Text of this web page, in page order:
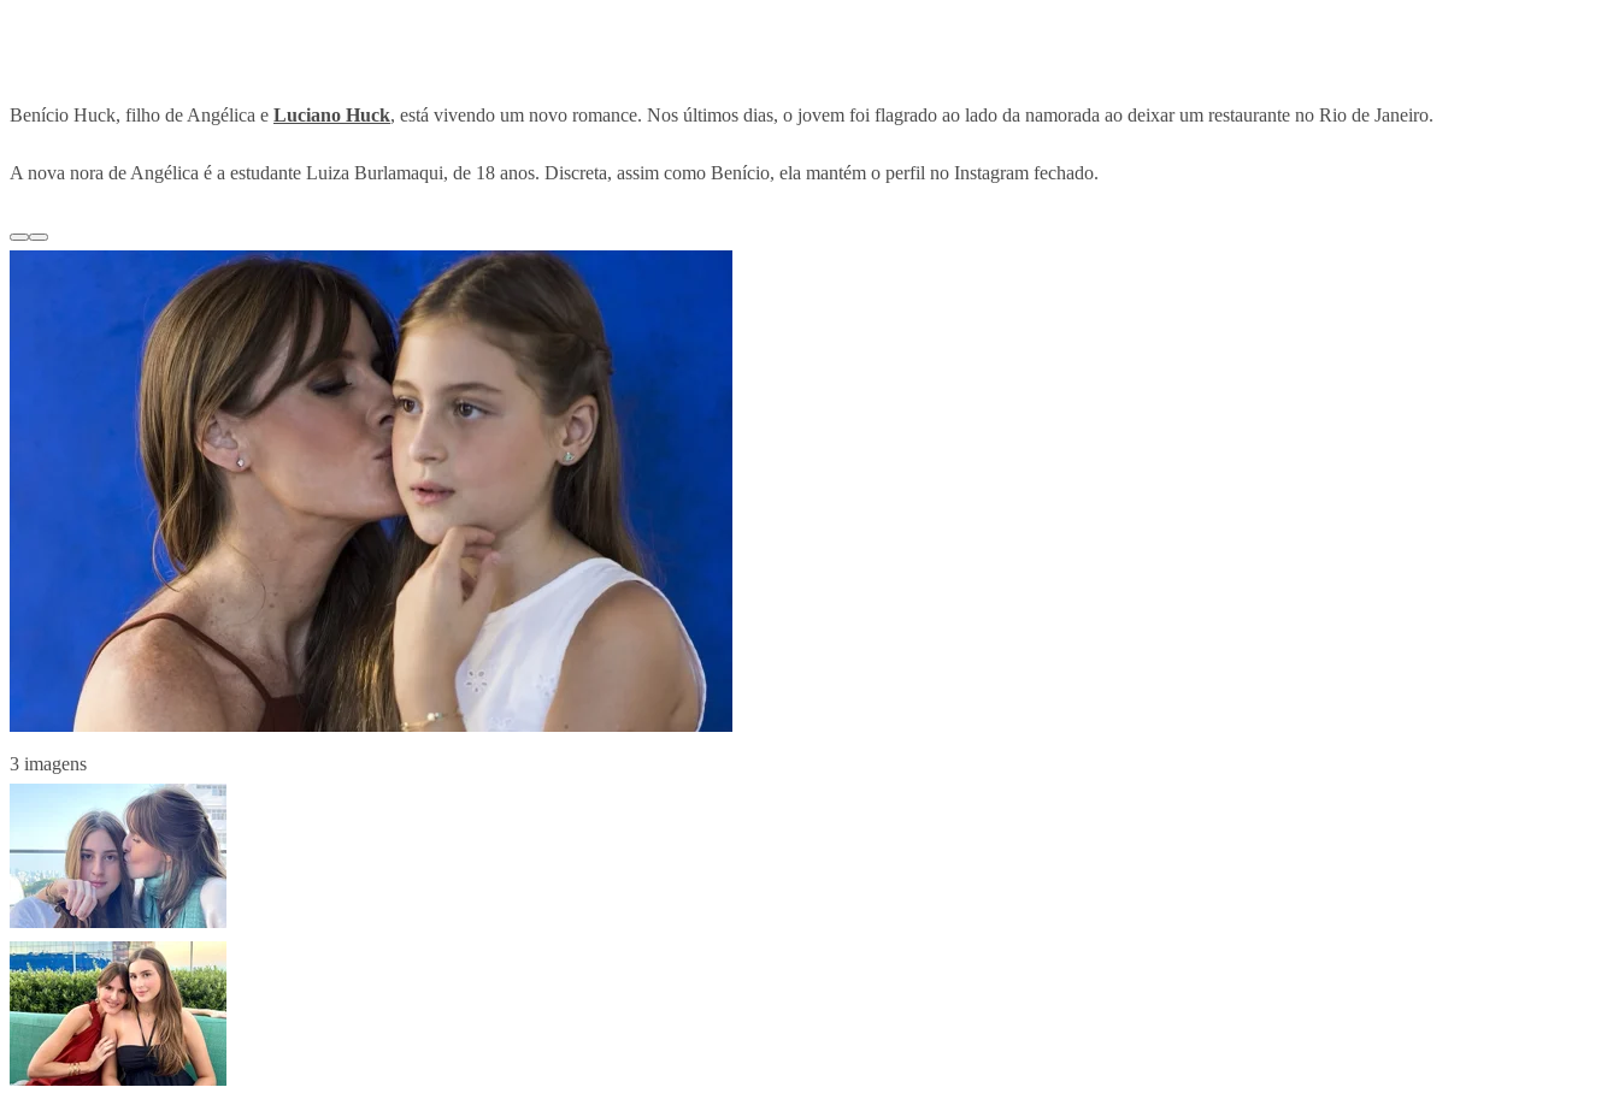
Benício Huck, filho de Angélica e Luciano Huck, está vivendo um novo romance. Nos últimos dias, o jovem foi flagrado ao lado da namorada ao deixar um restaurante no Rio de Janeiro.
A nova nora de Angélica é a estudante Luiza Burlamaqui, de 18 anos. Discreta, assim como Benício, ela mantém o perfil no Instagram fechado.
3 imagens